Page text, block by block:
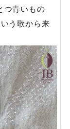
つ青いもの
う歌から来